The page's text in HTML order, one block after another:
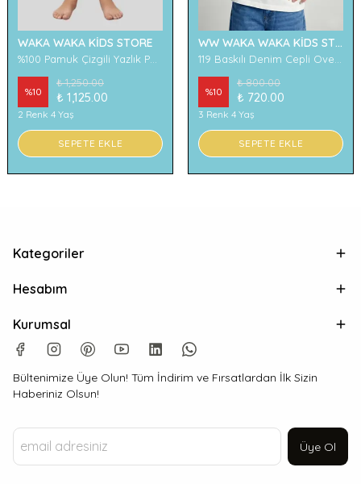
WAKA WAKA KİDS STORE
%10
₺ 1,250.00
₺ 1,125.00
2 Renk 4 Yaş
SEPETE EKLE
WW WAKA WAKA KİDS STORE
%10
₺ 800.00
₺ 720.00
3 Renk 4 Yaş
SEPETE EKLE
Kategoriler
Hesabım
Kurumsal
Bültenimize Üye Olun! Tüm İndirim ve Fırsatlardan İlk Sizin
Haberiniz Olsun!
Üye Ol